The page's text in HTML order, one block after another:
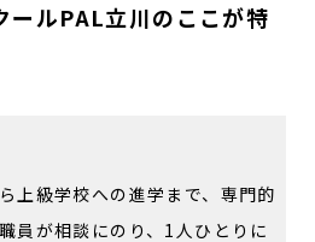
ールPAL立川のここが特
上級学校への進学まで、専門的
員が相談にのり、1人ひとりに